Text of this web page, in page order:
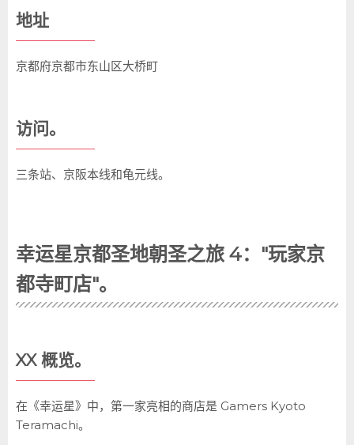
地址
京都府京都市东山区大桥町
访问。
三条站、京阪本线和龟元线。
幸运星京都圣地朝圣之旅 4："玩家京
都寺町店"。
XX 概览。
在《幸运星》中，第一家亮相的商店是 Gamers Kyoto
Teramachi。